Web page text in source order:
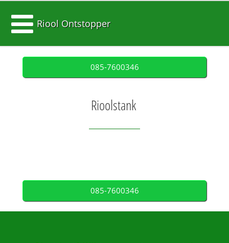
Riool Ontstopper
085-7600346
Rioolstank
085-7600346